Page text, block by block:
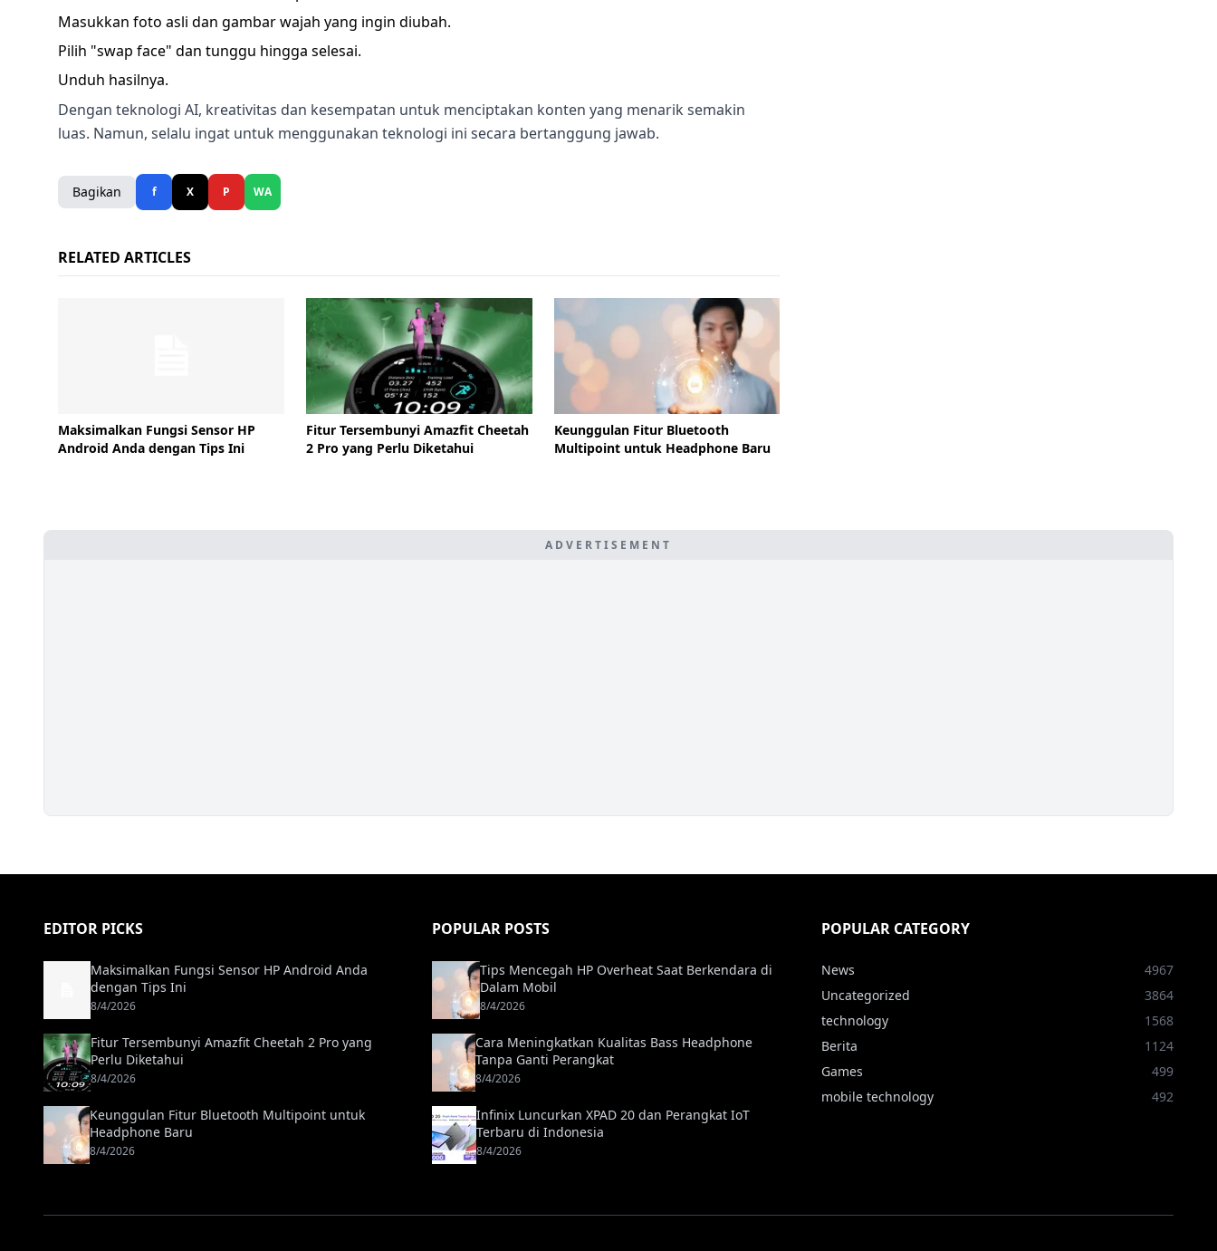
Masukkan foto asli dan gambar wajah yang ingin diubah.
Pilih "swap face" dan tunggu hingga selesai.
Unduh hasilnya.
Dengan teknologi AI, kreativitas dan kesempatan untuk menciptakan konten yang menarik semakin
luas. Namun, selalu ingat untuk menggunakan teknologi ini secara bertanggung jawab.
Bagikan f X P WA
RELATED ARTICLES
Maksimalkan Fungsi Sensor HP
Android Anda dengan Tips Ini
Fitur Tersembunyi Amazfit Cheetah
2 Pro yang Perlu Diketahui
Keunggulan Fitur Bluetooth
Multipoint untuk Headphone Baru
ADVERTISEMENT
EDITOR PICKS
Maksimalkan Fungsi Sensor HP Android Anda
dengan Tips Ini
8/4/2026
Fitur Tersembunyi Amazfit Cheetah 2 Pro yang
Perlu Diketahui
8/4/2026
Keunggulan Fitur Bluetooth Multipoint untuk
Headphone Baru
8/4/2026
POPULAR POSTS
Tips Mencegah HP Overheat Saat Berkendara di
Dalam Mobil
8/4/2026
Cara Meningkatkan Kualitas Bass Headphone
Tanpa Ganti Perangkat
8/4/2026
Infinix Luncurkan XPAD 20 dan Perangkat IoT
Terbaru di Indonesia
8/4/2026
POPULAR CATEGORY
News
4967
Uncategorized
3864
technology
1568
Berita
1124
Games
499
mobile technology
492